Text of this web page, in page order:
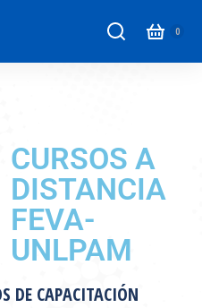
CURSOS A
DISTANCIA
FEVA-
UNLPAM
DE CAPACITACIÓN